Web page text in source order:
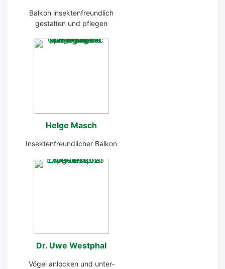
Bal­kon insek­ten­freund­lich
gestal­ten und pfle­gen
Hel­ge Masch
Insek­ten­freund­li­cher Bal­kon
Dr. Uwe West­phal
Vögel anlo­cken und unter­